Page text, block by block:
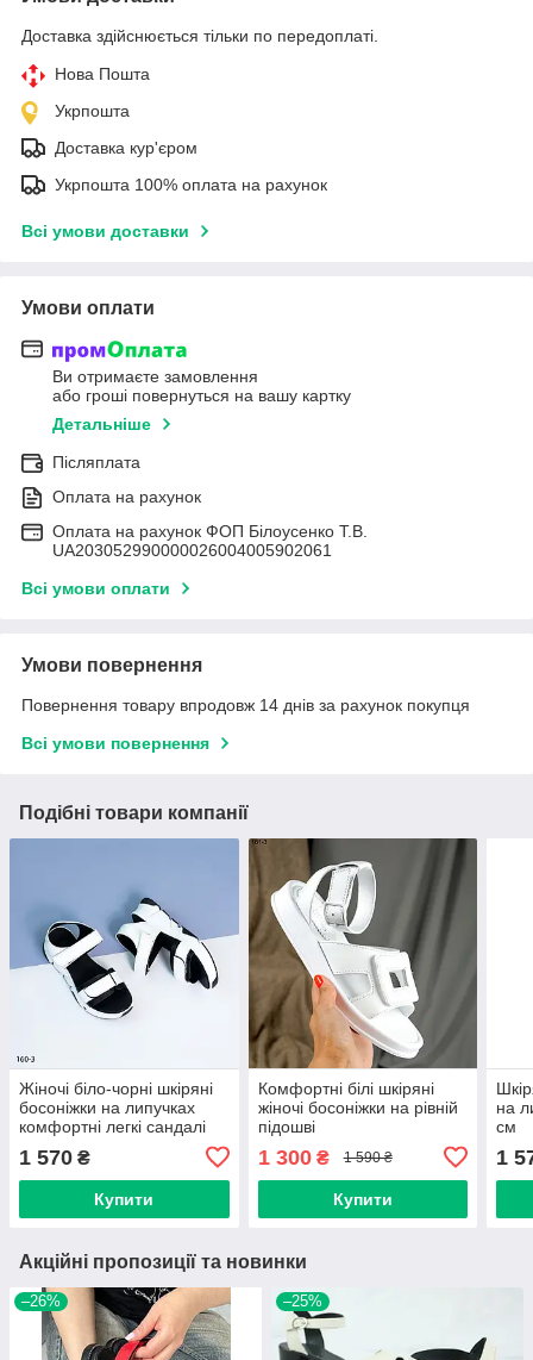
Доставка здійснюється тільки по передоплаті.
Нова Пошта
Укрпошта
Доставка кур'єром
Укрпошта 100% оплата на рахунок
Всі умови доставки
Умови оплати
Ви отримаєте замовлення
або гроші повернуться на вашу картку
Детальніше
Післяплата
Оплата на рахунок
Оплата на рахунок ФОП Білоусенко Т.В.
UA203052990000026004005902061
Всі умови оплати
Умови повернення
Повернення товару впродовж 14 днів за рахунок покупця
Всі умови повернення
Подібні товари компанії
Жіночі біло-чорні шкіряні
босоніжки на липучках
комфортні легкі сандалі
1 570 ₴
Купити
Комфортні білі шкіряні
жіночі босоніжки на рівній
підошві
1 300₴ 1 590 ₴
Купити
на
см
1
Акційні пропозиції та новинки
–26% –25%